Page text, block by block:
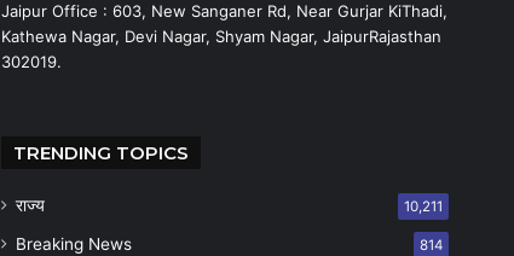
Jaipur Office : 603, New Sanganer Rd, Near Gurjar KiThadi,
Kathewa Nagar, Devi Nagar, Shyam Nagar, JaipurRajasthan
302019.
TRENDING TOPICS
राज्य 10,211
Breaking News 814